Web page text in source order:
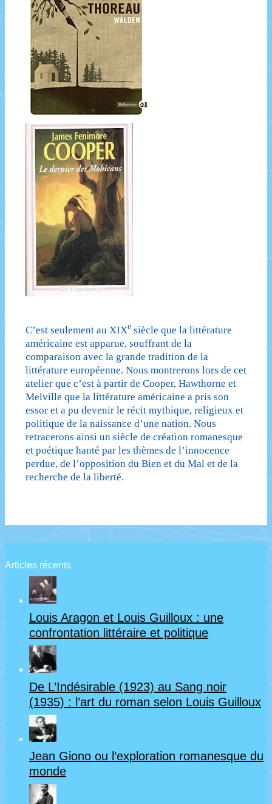
C’est seulement au XIXe siècle que la littérature
américaine est apparue, souffrant de la
comparaison avec la grande tradition de la
littérature européenne. Nous montrerons lors de cet
atelier que c’est à partir de Cooper, Hawthorne et
Melville que la littérature américaine a pris son
essor et a pu devenir le récit mythique, religieux et
politique de la naissance d’une nation. Nous
retracerons ainsi un siècle de création romanesque
et poétique hanté par les thèmes de l’innocence
perdue, de l’opposition du Bien et du Mal et de la
recherche de la liberté.
Articles récents
Louis Aragon et Louis Guilloux : une
confrontation littéraire et politique
De L’Indésirable (1923) au Sang noir
(1935) : l’art du roman selon Louis Guilloux
Jean Giono ou l’exploration romanesque du
monde